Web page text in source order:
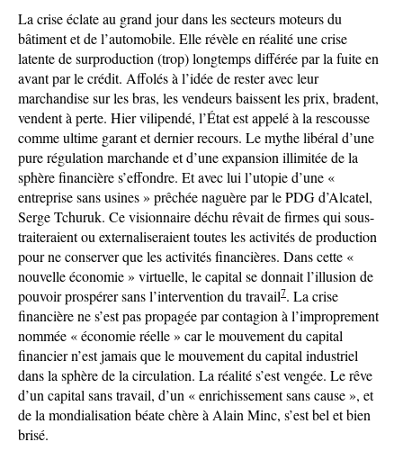
La crise éclate au grand jour dans les secteurs moteurs du
bâtiment et de l’automobile. Elle révèle en réalité une crise
latente de surproduction (trop) longtemps différée par la fuite en
avant par le crédit. Affolés à l’idée de rester avec leur
marchandise sur les bras, les vendeurs baissent les prix, bradent,
vendent à perte. Hier vilipendé, l’État est appelé à la rescousse
comme ultime garant et dernier recours. Le mythe libéral d’une
pure régulation marchande et d’une expansion illimitée de la
sphère financière s’effondre. Et avec lui l’utopie d’une «
entreprise sans usines » prêchée naguère par le PDG d’Alcatel,
Serge Tchuruk. Ce visionnaire déchu rêvait de firmes qui sous-
traiteraient ou externaliseraient toutes les activités de production
pour ne conserver que les activités financières. Dans cette «
nouvelle économie » virtuelle, le capital se donnait l’illusion de
pouvoir prospérer sans l’intervention du travail7. La crise
financière ne s’est pas propagée par contagion à l’improprement
nommée « économie réelle » car le mouvement du capital
financier n’est jamais que le mouvement du capital industriel
dans la sphère de la circulation. La réalité s’est vengée. Le rêve
d’un capital sans travail, d’un « enrichissement sans cause », et
de la mondialisation béate chère à Alain Minc, s’est bel et bien
brisé.